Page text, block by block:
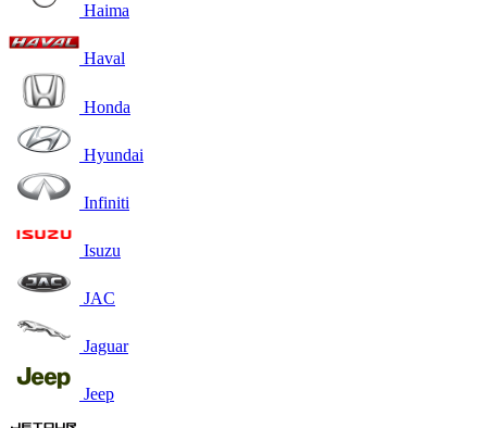
Haima
Haval
Honda
Hyundai
Infiniti
Isuzu
JAC
Jaguar
Jeep